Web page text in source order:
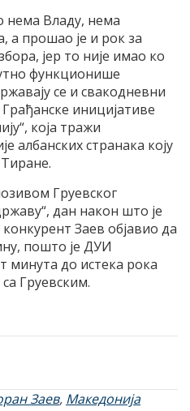
нема Владу, нема
а прошао је и рок за
јер то није имао ко
функционише
се и свакодневни
иницијативе
која тражи
албанских странака коју
Груевског
дан након што је
Заев објавио да
пошто је ДУИ
минута до истека рока
Груевским.
Заев, Македонија